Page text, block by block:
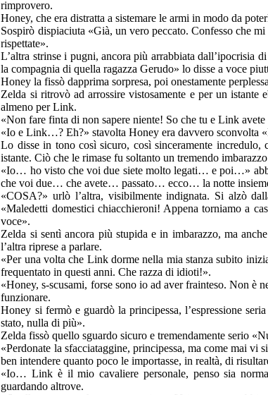
rimprovero.
Honey, che era distratta a sistemare le armi in modo da
Sospirò dispiaciuta «Già, un vero peccato. Confesso che
rispettate».
L’altra strinse i pugni, ancora più arrabbiata dall’ipocrisia
la compagnia di quella ragazza Gerudo» lo disse a voce
Honey la fissò dapprima sorpresa, poi onestamente
Zelda si ritrovò ad arrossire vistosamente e per un istante
almeno per Link.
«Non fare finta di non sapere niente! So che tu e Link
«Io e Link…? Eh?» stavolta Honey era davvero sconvolta
Lo disse in tono così sicuro, così sinceramente
istante. Ciò che le rimase fu soltanto un tremendo
«Io… ho visto che voi due siete molto legati… e poi…»
che voi due… che avete… passato… ecco… la notte
«COSA?» urlò l’altra, visibilmente indignata. Si alzò
«Maledetti domestici chiacchieroni! Appena torniamo a
voce».
Zelda si sentì ancora più stupida e in imbarazzo, ma
l’altra riprese a parlare.
«Per una volta che Link dorme nella mia stanza subito
frequentato in questi anni. Che razza di idioti!».
«Honey, s-scusami, forse sono io ad aver frainteso. Non è
funzionare.
Honey si fermò e guardò la principessa, l’espressione
stato, nulla di più».
Zelda fissò quello sguardo sicuro e tremendamente serio
«Perdonate la sfacciataggine, principessa, ma come mai vi
ben intendere quanto poco le importasse, in realtà, di
«Io… Link è il mio cavaliere personale, penso sia
guardando altrove.